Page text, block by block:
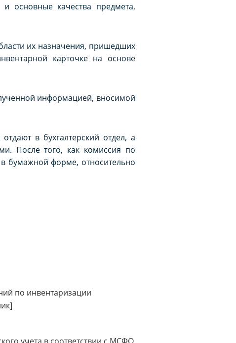
основные качества предмета,
их назначения, пришедших
карточке на основе
информацией, вносимой
в бухгалтерский отдел, а
После того, как комиссия по
бумажной форме, относительно
по инвентаризации